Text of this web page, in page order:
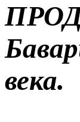
века.